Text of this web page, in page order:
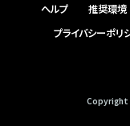
ヘルプ 推奨環境
プライバシーポリ
Copyright